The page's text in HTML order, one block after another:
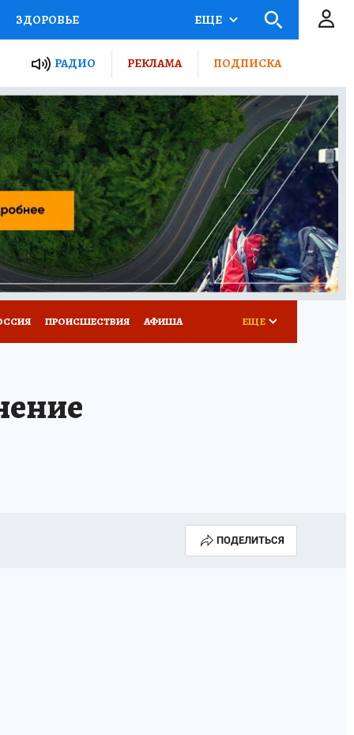
ЗДОРОВЬЕ
РОССИИ
ПУТЕВОДИТЕЛЬ
ТУРИЗМ
ПОТРЕБИТЕЛЯ ВСЕ О КП
ЕЩЕ
РАДИО РЕКЛАМА ПОДПИСКА
ПРОИСШЕСТВИЯ АФИША ЕЩЕ
ПОДЕЛИТЬСЯ